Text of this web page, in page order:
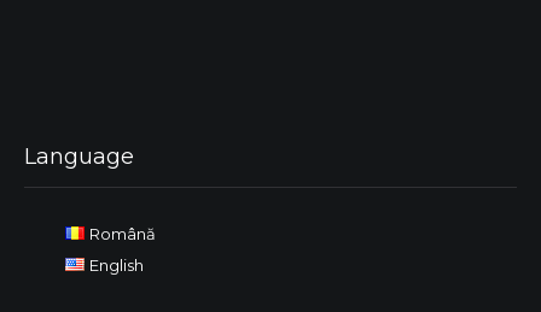
Language
Română
English